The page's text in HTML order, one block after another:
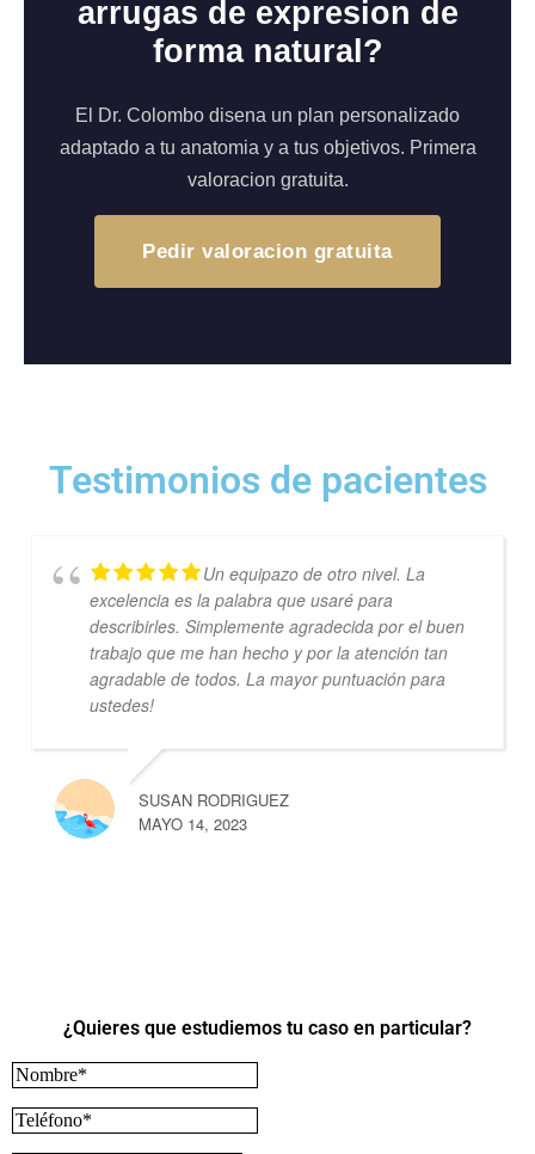
arrugas de expresion de
forma natural?
El Dr. Colombo disena un plan personalizado
adaptado a tu anatomia y a tus objetivos. Primera
valoracion gratuita.
Pedir valoracion gratuita
Testimonios de pacientes
Un equipazo de otro nivel. La
excelencia es la palabra que usaré para
describirles. Simplemente agradecida por el buen
trabajo que me han hecho y por la atención tan
agradable de todos. La mayor puntuación para
ustedes!
SUSAN RODRIGUEZ
MAYO 14, 2023
¿Quieres que estudiemos tu caso en particular?